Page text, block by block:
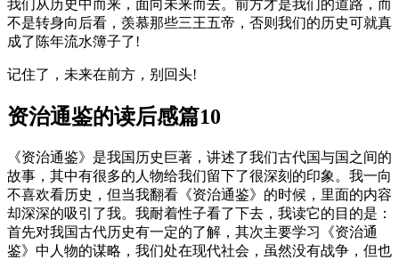
我们从历史中而来，面向未来而去。前方才是我们的道路，而
不是转身向后看，羡慕那些三王五帝，否则我们的历史可就真
成了陈年流水簿子了!
记住了，未来在前方，别回头!
资治通鉴的读后感篇10
《资治通鉴》是我国历史巨著，讲述了我们古代国与国之间的
故事，其中有很多的人物给我们留下了很深刻的印象。我一向
不喜欢看历史，但当我翻看《资治通鉴》的时候，里面的内容
却深深的吸引了我。我耐着性子看了下去，我读它的目的是：
首先对我国古代历史有一定的了解，其次主要学习《资治通
鉴》中人物的谋略，我们处在现代社会，虽然没有战争，但也